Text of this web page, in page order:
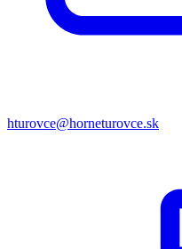
hturovce@horneturovce.sk